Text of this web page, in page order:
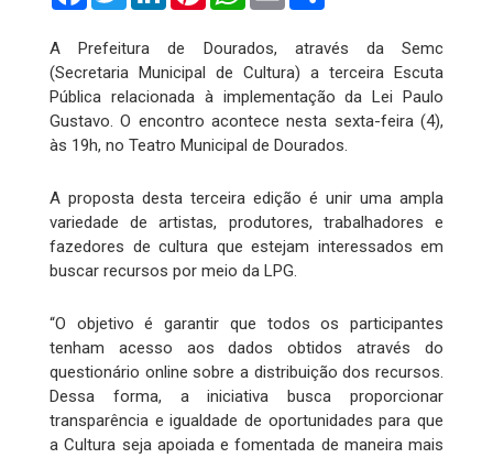
A Prefeitura de Dourados, através da Semc
(Secretaria Municipal de Cultura) a terceira Escuta
Pública relacionada à implementação da Lei Paulo
Gustavo. O encontro acontece nesta sexta-feira (4),
às 19h, no Teatro Municipal de Dourados.
A proposta desta terceira edição é unir uma ampla
variedade de artistas, produtores, trabalhadores e
fazedores de cultura que estejam interessados em
buscar recursos por meio da LPG.
“O objetivo é garantir que todos os participantes
tenham acesso aos dados obtidos através do
questionário online sobre a distribuição dos recursos.
Dessa forma, a iniciativa busca proporcionar
transparência e igualdade de oportunidades para que
a Cultura seja apoiada e fomentada de maneira mais